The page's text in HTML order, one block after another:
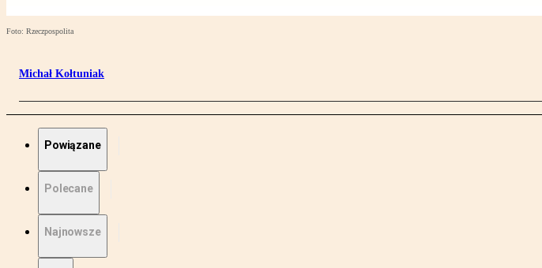
Foto: Rzeczpospolita
Michał Kołtuniak
Powiązane
Polecane
Najnowsze